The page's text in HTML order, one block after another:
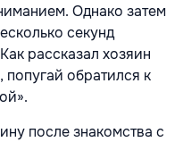
Однако затем
секунд
рассказал хозяин
обратился к
после знакомства с